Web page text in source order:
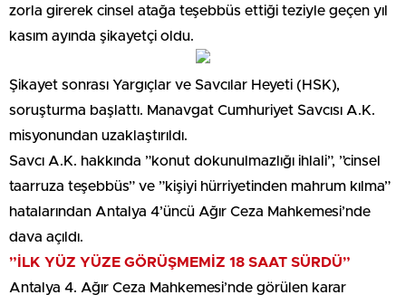
zorla girerek cinsel atağa teşebbüs ettiği teziyle geçen yıl
kasım ayında şikayetçi oldu.
Şikayet sonrası Yargıçlar ve Savcılar Heyeti (HSK),
soruşturma başlattı. Manavgat Cumhuriyet Savcısı A.K.
misyonundan uzaklaştırıldı.
Savcı A.K. hakkında ”konut dokunulmazlığı ihlali”, ”cinsel
taarruza teşebbüs” ve ”kişiyi hürriyetinden mahrum kılma”
hatalarından Antalya 4’üncü Ağır Ceza Mahkemesi’nde
dava açıldı.
”İLK YÜZ YÜZE GÖRÜŞMEMİZ 18 SAAT SÜRDÜ”
Antalya 4. Ağır Ceza Mahkemesi’nde görülen karar